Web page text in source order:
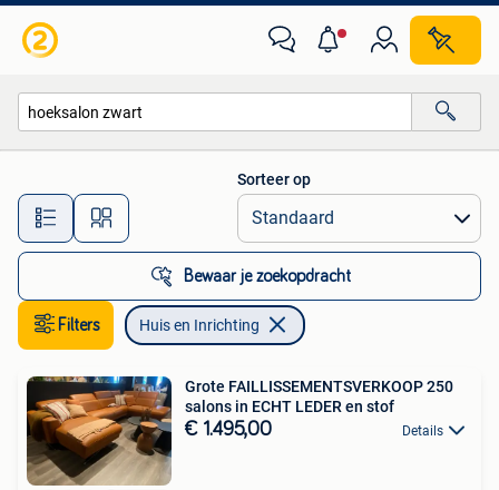
Alle afstanden…
Sorteer op
Bewaar je zoekopdracht
Filters Huis en Inrichting
Grote FAILLISSEMENTSVERKOOP 250
salons in ECHT LEDER en stof
€ 1.495,00 Details